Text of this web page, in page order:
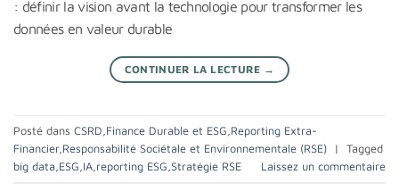
: définir la vision avant la technologie pour transformer les
données en valeur durable
CONTINUER LA LECTURE →
Posté dans CSRD Finance Durable et ESG Reporting Extra-
Financier, Responsabilité Sociétale et Environnementale (RSE) |
Tagged
big data ESG IA reporting ESG Stratégie RSE Laissez un commentaire